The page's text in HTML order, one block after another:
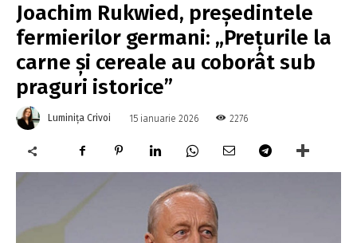
Joachim Rukwied, președintele
fermierilor germani: „Prețurile la
carne și cereale au coborât sub
praguri istorice”
Luminița Crivoi 15 ianuarie 2026 2276